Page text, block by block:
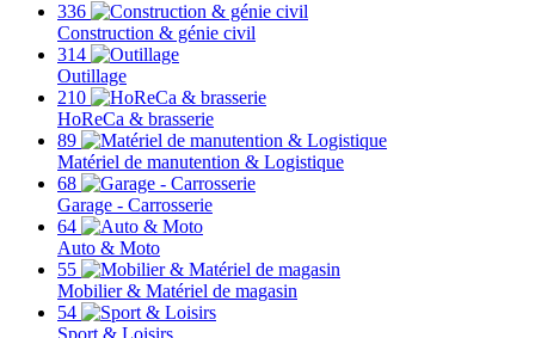
336
Construction & génie civil
314
Outillage
210
HoReCa & brasserie
89
Matériel de manutention & Logistique
68
Garage - Carrosserie
64
Auto & Moto
55
Mobilier & Matériel de magasin
54
Sport & Loisirs